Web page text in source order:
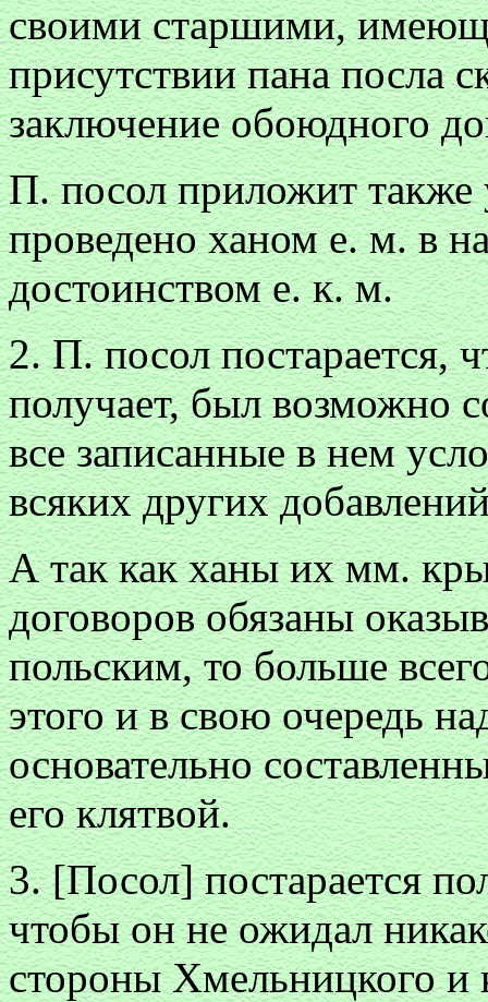
своими старшими,
присутствии пана посла
заключение обоюдного
П. посол приложит также
проведено ханом е. м. в
достоинством е. к. м.
2. П. посол постарается,
получает, был возможно
все записанные в нем
всяких других
А так как ханы их мм.
договоров обязаны
польским, то больше
этого и в свою очередь
основательно
его клятвой.
3. [Посол] постарается
чтобы он не ожидал
стороны Хмельницкого и